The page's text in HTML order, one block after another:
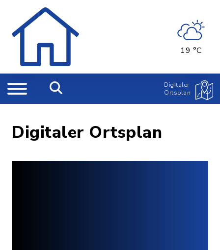
19 °C
Digitaler
Ortsplan
Digitaler Ortsplan